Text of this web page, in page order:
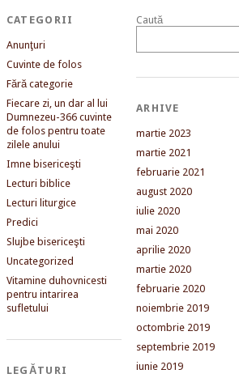
CATEGORII
Anunţuri
Cuvinte de folos
Fără categorie
Fiecare zi, un dar al lui
Dumnezeu-366 cuvinte
de folos pentru toate
zilele anului
Imne bisericeşti
Lecturi biblice
Lecturi liturgice
Predici
Slujbe bisericeşti
Uncategorized
Vitamine duhovnicesti
pentru intarirea
sufletului
LEGĂTURI
Caută
ARHIVE
martie 2023
martie 2021
februarie 2021
august 2020
iulie 2020
mai 2020
aprilie 2020
martie 2020
februarie 2020
noiembrie 2019
octombrie 2019
septembrie 2019
iunie 2019